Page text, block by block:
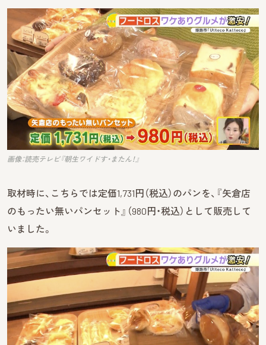
画像：読売テレビ『朝生ワイドす・またん！』
取材時に、こちらでは定価1,731円（税込）のパンを、『矢倉店
のもったい無いパンセット』（980円・税込）として販売して
いました。